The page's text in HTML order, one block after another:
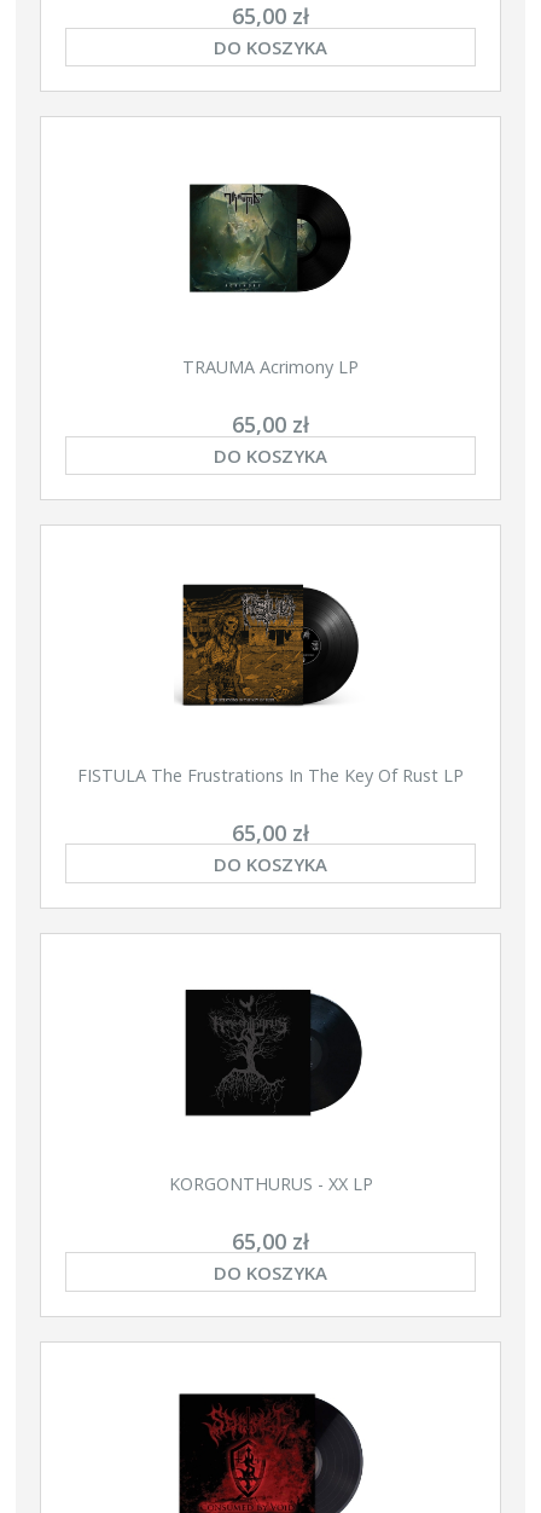
65,00 zł
DO KOSZYKA
TRAUMA Acrimony LP
65,00 zł
DO KOSZYKA
FISTULA The Frustrations In The Key Of Rust LP
65,00 zł
DO KOSZYKA
KORGONTHURUS - XX LP
65,00 zł
DO KOSZYKA